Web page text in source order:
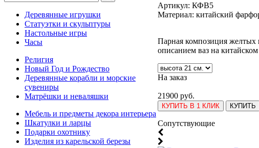
Деревянные игрушки
Статуэтки и скульптуры
Настольные игры
Часы
Религия
Новый Год и Рождество
Деревянные корабли и морские
сувениры
Матрёшки и неваляшки
Мебель и предметы декора интерьера
Шкатулки и ларцы
Подарки охотнику
Изделия из карельской березы
Артикул: КФВ5
Материал: китайский
Парная композиция желтых
описанием ваз на китайском
На заказ
21900 руб.
КУПИТЬ В 1 КЛИК КУПИТЬ
Cопутствующие